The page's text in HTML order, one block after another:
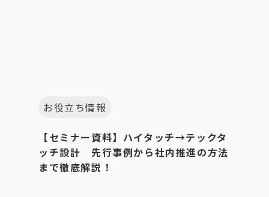
お役立ち情報
【セミナー資料】ハイタッチ→テックタ
ッチ設計 先行事例から社内推進の方法
まで徹底解説！